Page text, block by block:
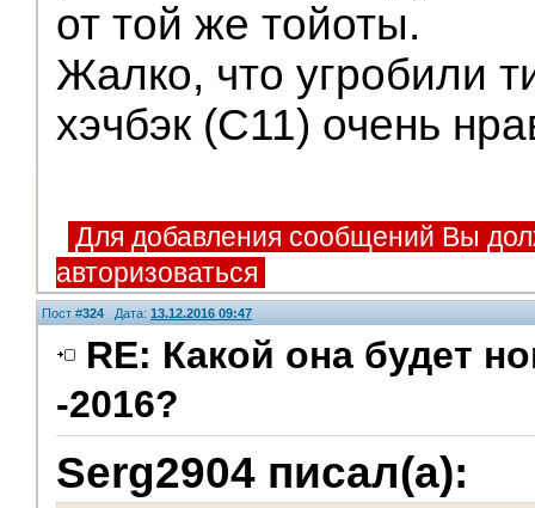
от той же тойоты.
Жалко, что угробили
хэчбэк (С11) очень
Для добавления сообщений Вы
авторизоваться
Пост #324Дата: 13.12.2016 09:47
RE: Какой она будет
-2016?
Serg2904 писал(а):